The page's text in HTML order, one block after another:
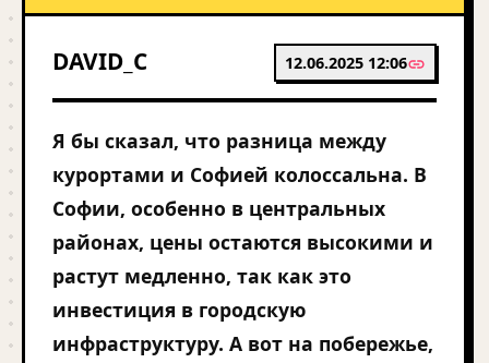
DAVID_C 12.06.2025 12:06
Я бы сказал, что разница между
курортами и Софией колоссальна. В
Софии, особенно в центральных
районах, цены остаются высокими и
растут медленно, так как это
инвестиция в городскую
инфраструктуру. А вот на побережье,